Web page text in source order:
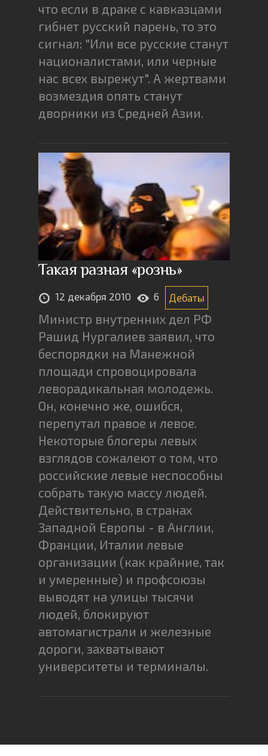
что если в драке с кавказцами
гибнет русский парень, то это
сигнал: "Или все русские станут
националистами, или черные
нас всех вырежут". А жертвами
возмездия опять станут
дворники из Средней Азии.
Такая разная «рознь»
12 декабря 2010 6 Дебаты
Министр внутренних дел РФ
Рашид Нургалиев заявил, что
беспорядки на Манежной
площади спровоцировала
леворадикальная молодежь.
Он, конечно же, ошибся,
перепутал правое и левое.
Некоторые блогеры левых
взглядов сожалеют о том, что
российские левые неспособны
собрать такую массу людей.
Действительно, в странах
Западной Европы - в Англии,
Франции, Италии левые
организации (как крайние, так
и умеренные) и профсоюзы
выводят на улицы тысячи
людей, блокируют
автомагистрали и железные
дороги, захватывают
университеты и терминалы.